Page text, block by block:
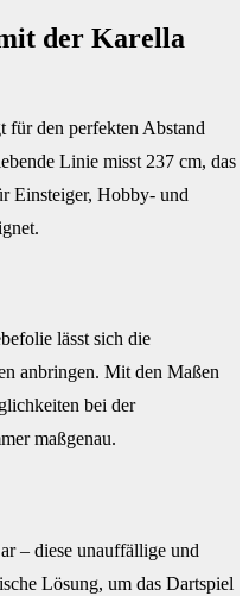
der Karella
den perfekten Abstand
Linie misst 237 cm, das
Einsteiger, Hobby- und
lässt sich die
anbringen. Mit den Maßen
bei der
maßgenau.
– diese unauffällige und
Lösung, um das Dartspiel